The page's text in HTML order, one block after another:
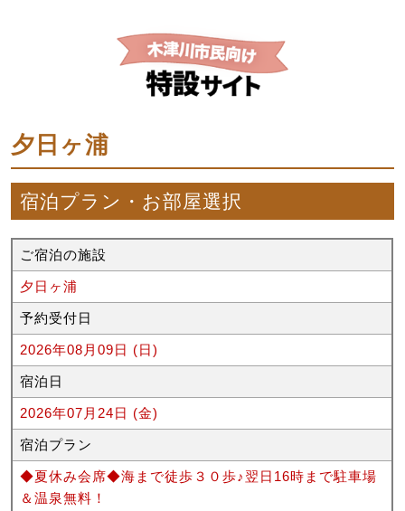
夕日ヶ浦
宿泊プラン・お部屋選択
ご宿泊の施設
夕日ヶ浦
予約受付日
2026年08月09日 (日)
宿泊日
2026年07月24日 (金)
宿泊プラン
◆夏休み会席◆海まで徒歩３０歩♪翌日16時まで駐車場
＆温泉無料！